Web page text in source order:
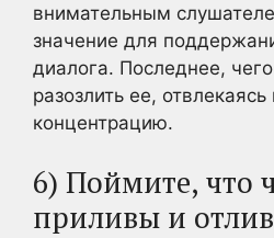
внимательным
значение для
диалога. Последнее,
разозлить ее, отвлекаясь
концентрацию.
6) Поймите, что
приливы и